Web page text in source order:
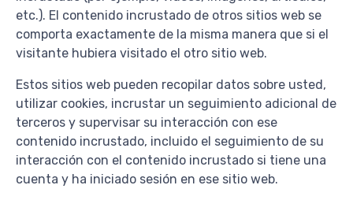
etc.). El contenido incrustado de otros sitios web se
comporta exactamente de la misma manera que si el
visitante hubiera visitado el otro sitio web.
Estos sitios web pueden recopilar datos sobre usted,
utilizar cookies, incrustar un seguimiento adicional de
terceros y supervisar su interacción con ese
contenido incrustado, incluido el seguimiento de su
interacción con el contenido incrustado si tiene una
cuenta y ha iniciado sesión en ese sitio web.